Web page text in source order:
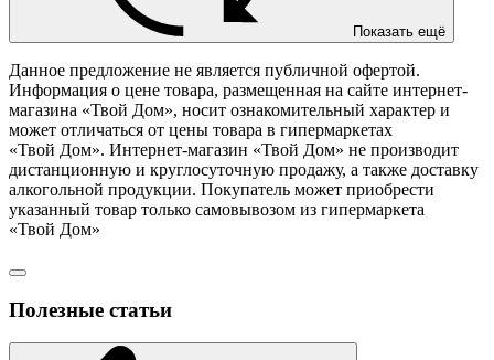
Показать ещё
Данное предложение не является публичной офертой.
Информация о цене товара, размещенная на сайте интернет-
магазина «Твой Дом», носит ознакомительный характер и
может отличаться от цены товара в гипермаркетах
«Твой Дом». Интернет-магазин «Твой Дом» не производит
дистанционную и круглосуточную продажу, а также доставку
алкогольной продукции. Покупатель может приобрести
указанный товар только самовывозом из гипермаркета
«Твой Дом»
Полезные статьи